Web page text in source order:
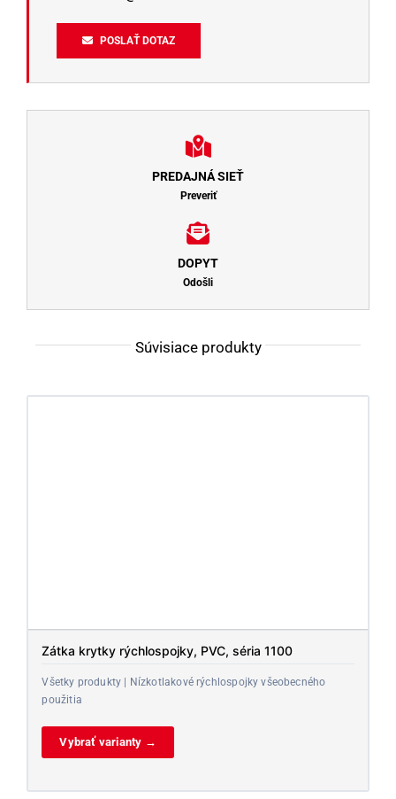
POSLAŤ DOTAZ
PREDAJNÁ SIEŤ
Preveriť
DOPYT
Odošli
Súvisiace produkty
Zátka krytky rýchlospojky, PVC, séria 1100
Všetky produkty | Nízkotlakové rýchlospojky všeobecného
použitia
Vybrať varianty →